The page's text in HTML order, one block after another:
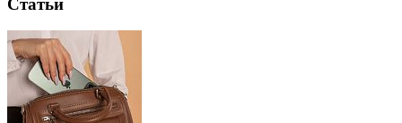
Статьи